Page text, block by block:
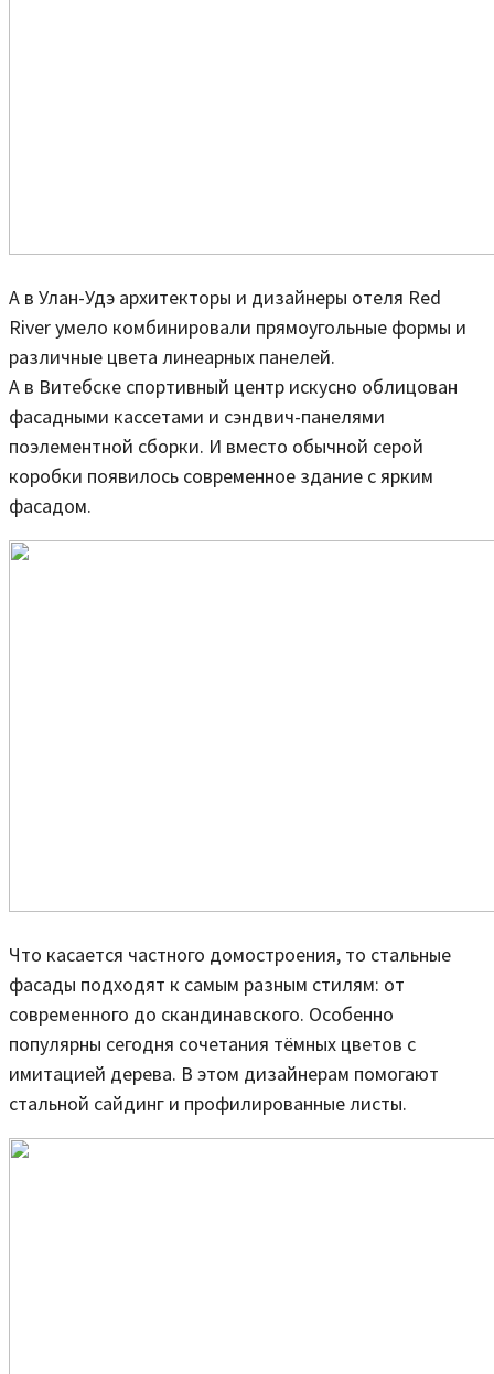
А в Улан-Удэ архитекторы и дизайнеры отеля Red
River умело комбинировали прямоугольные формы и
различные цвета линеарных панелей.
А в Витебске спортивный центр искусно облицован
фасадными кассетами и сэндвич-панелями
поэлементной сборки. И вместо обычной серой
коробки появилось современное здание с ярким
фасадом.
Что касается частного домостроения, то стальные
фасады подходят к самым разным стилям: от
современного до скандинавского. Особенно
популярны сегодня сочетания тёмных цветов с
имитацией дерева. В этом дизайнерам помогают
стальной сайдинг и профилированные листы.